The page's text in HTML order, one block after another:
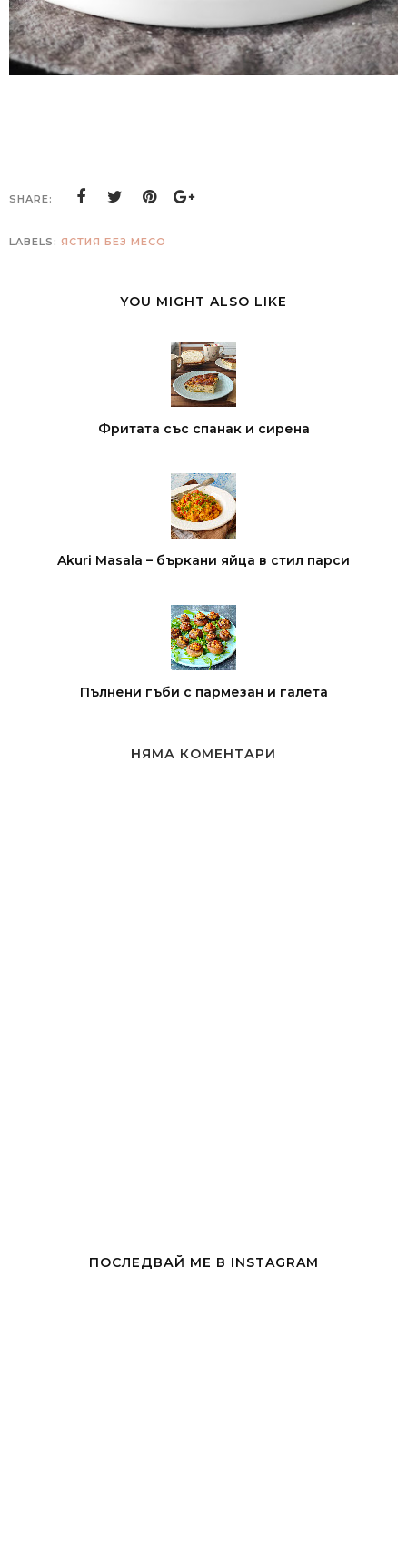
SHARE:
LABELS: ЯСТИЯ БЕЗ МЕСО
YOU MIGHT ALSO LIKE
Фритата със спанак и сирена
Akuri Masala – бъркани яйца в стил парси
Пълнени гъби с пармезан и галета
НЯМА КОМЕНТАРИ
ПОСЛЕДВАЙ МЕ В INSTAGRAM